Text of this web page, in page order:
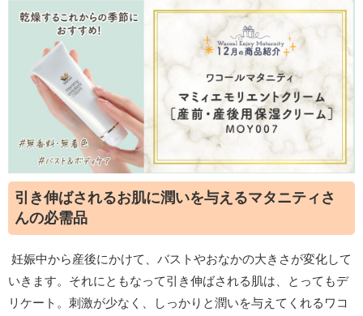
引き伸ばされるお肌に潤いを与えるマタニティさ
んの必需品
妊娠中から産後にかけて、バストやおなかの大きさが変化して
いきます。それにともなって引き伸ばされる肌は、とってもデ
リケート。刺激が少なく、しっかりと潤いを与えてくれるワコ